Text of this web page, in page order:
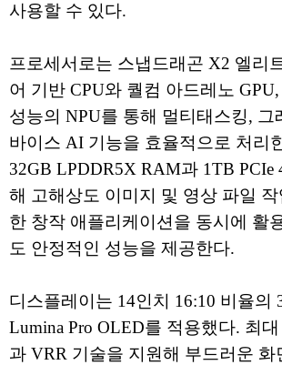
사용할 수 있다.
프로세서로는 스냅드래곤 X2 엘리
어 기반 CPU와 퀄컴 아드레노
성능의 NPU를 통해 멀티태스킹, 그
바이스 AI 기능을 효율적으로 처리
32GB LPDDR5X RAM과 1TB PCIe
해 고해상도 이미지 및 영상 파일
한 창작 애플리케이션을 동시에 활
도 안정적인 성능을 제공한다.
디스플레이는 14인치 16:10 비율의
Lumina Pro OLED를 적용했다. 최
과 VRR 기술을 지원해 부드러운 화